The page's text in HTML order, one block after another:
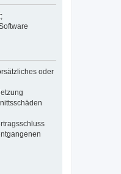
oder